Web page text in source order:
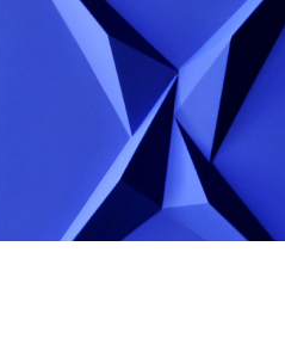
2018 BAS-RELIEF
BAS-RELIEF